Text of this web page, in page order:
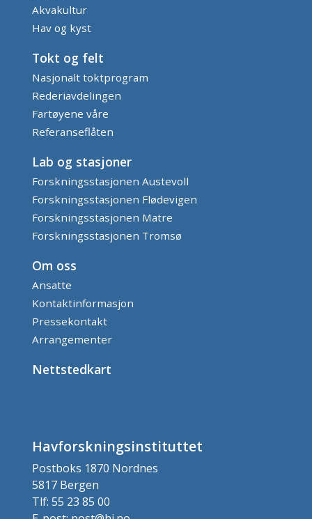
Akvakultur
Hav og kyst
Tokt og felt
Nasjonalt toktprogram
Rederiavdelingen
Fartøyene våre
Referanseflåten
Lab og stasjoner
Forskningsstasjonen Austevoll
Forskningsstasjonen Flødevigen
Forskningsstasjonen Matre
Forskningsstasjonen Tromsø
Om oss
Ansatte
Kontaktinformasjon
Pressekontakt
Arrangementer
Nettstedkart
Havforskningsinstituttet
Postboks 1870 Nordnes
5817 Bergen
Tlf: 55 23 85 00